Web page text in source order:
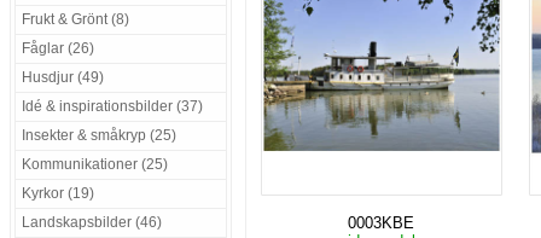
Frukt & Grönt (8)
Fåglar (26)
Husdjur (49)
Idé & inspirationsbilder (37)
Insekter & småkryp (25)
Kommunikationer (25)
Kyrkor (19)
Landskapsbilder (46)
0003KBE